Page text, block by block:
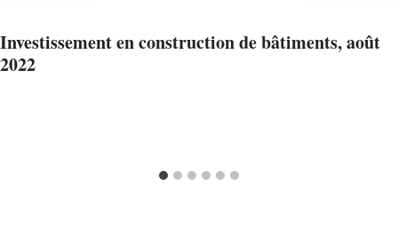
Investissement en construction de bâtiments, août
2022